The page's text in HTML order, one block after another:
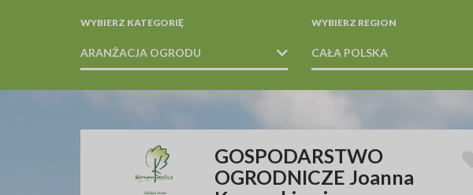
WYBIERZ KATEGORIĘ
ARANŻACJA OGRODU
PROJEKTOWANIE / WYKONANIE / PIELĘGNACJA / USŁUGI OGRODNICZE /
WYBIERZ REGION
CAŁA POLSKA
GOSPODARSTWO
OGRODNICZE Joanna